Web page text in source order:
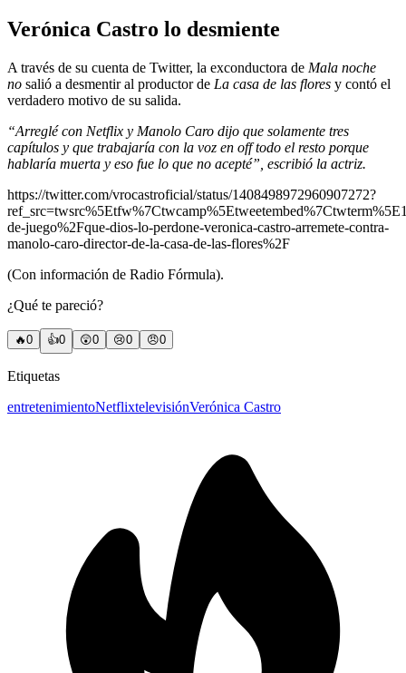
Verónica Castro lo desmiente
A través de su cuenta de Twitter, la exconductora de Mala noche
no salió a desmentir al productor de La casa de las flores y contó el
verdadero motivo de su salida.
“Arreglé con Netflix y Manolo Caro dijo que solamente tres
capítulos y que trabajaría con la voz en off todo el resto porque
hablaría muerta y eso fue lo que no acepté”, escribió la actriz.
https://twitter.com/vrocastroficial/status/1408498972960907272?
de-juego%2Fque-dios-lo-perdone-veronica-castro-arremete-contra-
manolo-caro-director-de-la-casa-de-las-flores%2F
(Con información de Radio Fórmula).
¿Qué te pareció?
🔥0 👍0 😲0 😢0 😠0
Etiquetas
entretenimientoNetflixtelevisiónVerónica Castro